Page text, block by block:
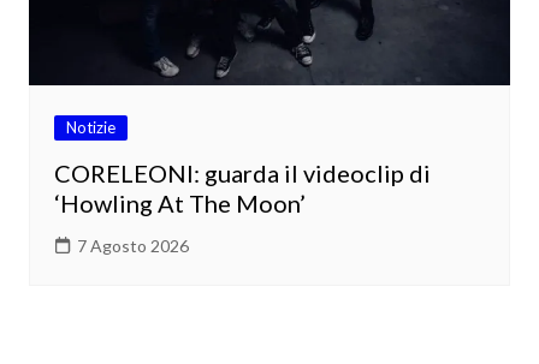
Notizie
CORELEONI: guarda il videoclip di
‘Howling At The Moon’
7 Agosto 2026